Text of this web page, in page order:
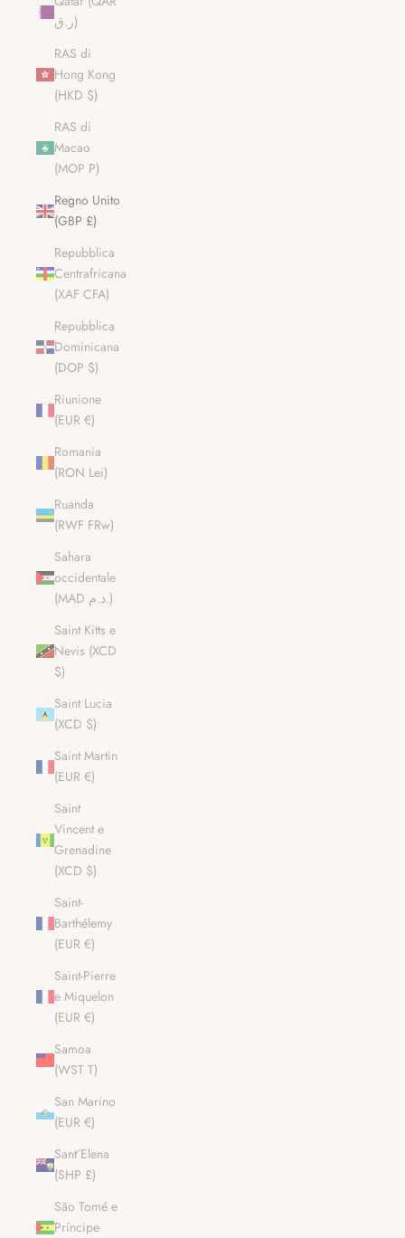
ر.ق)
RAS di
Hong Kong
(HKD $)
RAS di
Macao
(MOP P)
Regno Unito
(GBP £)
Repubblica
Centrafricana
(XAF CFA)
Repubblica
Dominicana
(DOP $)
Riunione
(EUR €)
Romania
(RON Lei)
Ruanda
(RWF FRw)
Sahara
occidentale
(MAD د.م.)
Saint Kitts e
Nevis (XCD
$)
Saint Lucia
(XCD $)
Saint Martin
(EUR €)
Saint
Vincent e
Grenadine
(XCD $)
Saint-
Barthélemy
(EUR €)
Saint-Pierre
e Miquelon
(EUR €)
Samoa
(WST T)
San Marino
(EUR €)
Sant’Elena
(SHP £)
São Tomé e
Príncipe